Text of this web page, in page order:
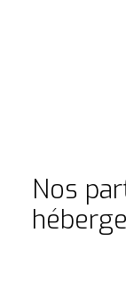
Nos